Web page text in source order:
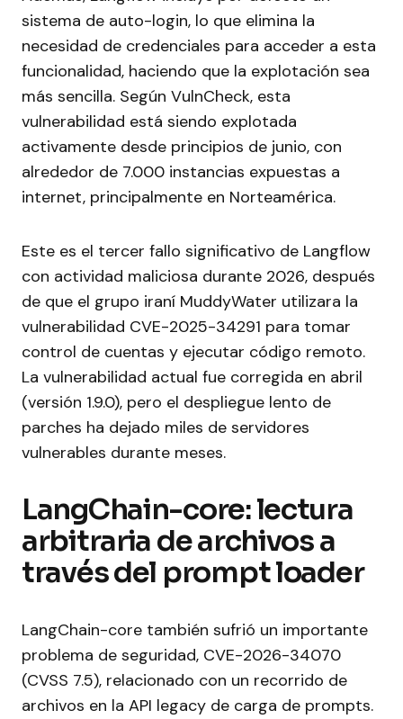
sistema de auto-login, lo que elimina la
necesidad de credenciales para acceder a esta
funcionalidad, haciendo que la explotación sea
más sencilla. Según VulnCheck, esta
vulnerabilidad está siendo explotada
activamente desde principios de junio, con
alrededor de 7.000 instancias expuestas a
internet, principalmente en Norteamérica.
Este es el tercer fallo significativo de Langflow
con actividad maliciosa durante 2026, después
de que el grupo iraní MuddyWater utilizara la
vulnerabilidad CVE-2025-34291 para tomar
control de cuentas y ejecutar código remoto.
La vulnerabilidad actual fue corregida en abril
(versión 1.9.0), pero el despliegue lento de
parches ha dejado miles de servidores
vulnerables durante meses.
LangChain-core: lectura
arbitraria de archivos a
través del prompt loader
LangChain-core también sufrió un importante
problema de seguridad, CVE-2026-34070
(CVSS 7.5), relacionado con un recorrido de
archivos en la API legacy de carga de prompts.